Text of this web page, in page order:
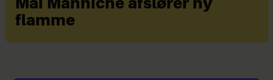
Mai Manniche afslører ny
flamme